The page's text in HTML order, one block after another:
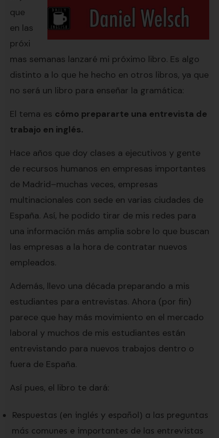
que
en las
próxi
mas semanas lanzaré mi próximo libro. Es algo
distinto a lo que he hecho en otros libros, ya que
no será un libro para enseñar la gramática:
El tema es cómo prepararte una entrevista de
trabajo en inglés.
Hace años que doy clases a ejecutivos y gente
de recursos humanos en empresas importantes
de Madrid–muchas veces, empresas
multinacionales con sede en varias ciudades de
España. Así, he podido tirar de mis redes para
una información más amplia sobre lo que buscan
las empresas a la hora de contratar nuevos
empleados.
Además, llevo una década preparando a mis
estudiantes para entrevistas. Ahora (por fin)
parece que hay más movimiento en el mercado
laboral y muchos de mis estudiantes están
entrevistando para nuevos trabajos dentro o
fuera de España.
Así pues, el libro te dará:
Respuestas (en inglés y español) a las preguntas
más comunes e importantes de las entrevistas